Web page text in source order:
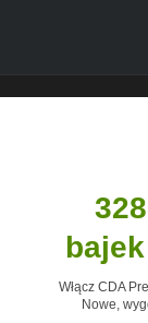
życie. Jestem pół
optymistką, pół
się nią
- to właśnie ja.
W moich podcastach
Włącz CDA
Nowe,